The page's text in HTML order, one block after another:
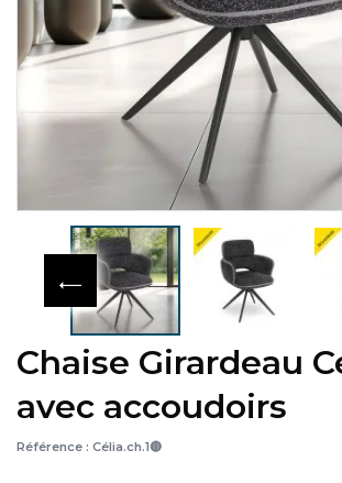
Chaise Girardeau
avec accoudoirs
Référence : Célia.ch.1🔴